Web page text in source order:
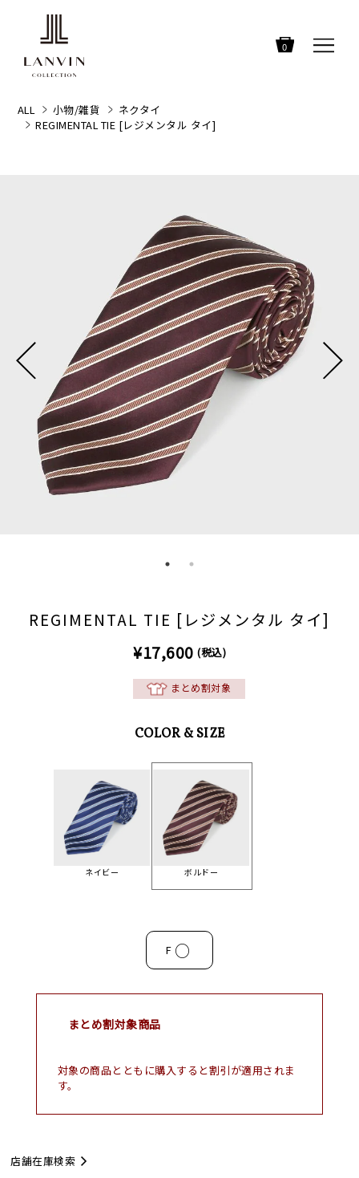
0
ALL 小物/雑貨
ネクタイ
REGIMENTAL TIE [レジメンタル タイ]
REGIMENTAL TIE [レジメンタル タイ]
¥17,600 (税込)
まとめ割対象
COLOR & SIZE
ネイビー ボルドー
F ○
まとめ割対象商品
対象の商品とともに購入すると割引が適用されま
す。
店舗在庫検索